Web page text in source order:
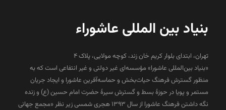
بنیاد بین المللی عاشوراء
تهران، ابتدای بلوار کریم خان زند، کوچه مولایی، پلاک 4
«بنیاد بین‌المللی عاشورا» مؤسسه‌ای غیر دولتی و غیر انتفاعی است که به
منظور گسترش فرهنگ حیات‌بخش و حماسه‌آفرین عاشورا و ایجاد جریان
مستمر و پویا در حوزۀ بسط و گسترش سیرۀ حضرت امام حسین (ع) و زنده
نگه داشتن فرهنگ عاشورا از سال ۱۳۹۳ هجری شمسی زیر نظر «مجمع جهانی